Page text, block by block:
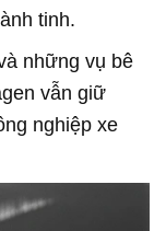
tinh.
những vụ bê
vẫn giữ
nghiệp xe